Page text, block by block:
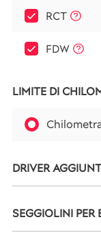
RCT
FDW
LIMITE DI
DRIVER
SEGGIOLINI PER